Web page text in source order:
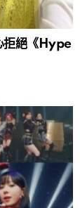
拒絕《Hype